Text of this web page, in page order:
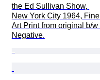
the Ed Sullivan Show,
New York City 1964, Fine
Art Print from original b/w
Negative.